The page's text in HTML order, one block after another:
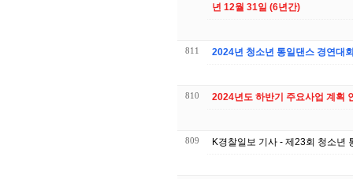
년 12월 31일 (6년간)
811 2024년 청소년 통일댄스 경연대
810 2024년도 하반기 주요사업 계획
809 K경찰일보 기사 - 제23회 청소년